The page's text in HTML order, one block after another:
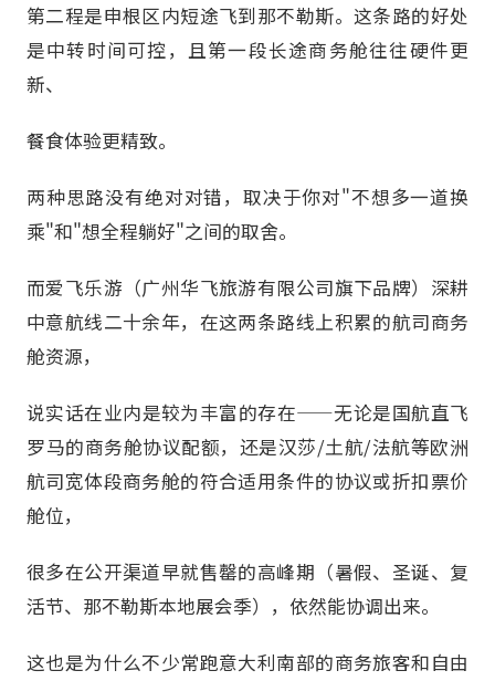
第二程是申根区内短途飞到那不勒斯。这条路的好处
是中转时间可控，且第一段长途商务舱往往硬件更
新、
餐食体验更精致。
两种思路没有绝对对错，取决于你对"不想多一道换
乘"和"想全程躺好"之间的取舍。
而爱飞乐游（广州华飞旅游有限公司旗下品牌）深耕
中意航线二十余年，在这两条路线上积累的航司商务
舱资源，
说实话在业内是较为丰富的存在——无论是国航直飞
罗马的商务舱协议配额，还是汉莎/土航/法航等欧洲
航司宽体段商务舱的符合适用条件的协议或折扣票价
舱位，
很多在公开渠道早就售罄的高峰期（暑假、圣诞、复
活节、那不勒斯本地展会季），依然能协调出来。
这也是为什么不少常跑意大利南部的商务旅客和自由